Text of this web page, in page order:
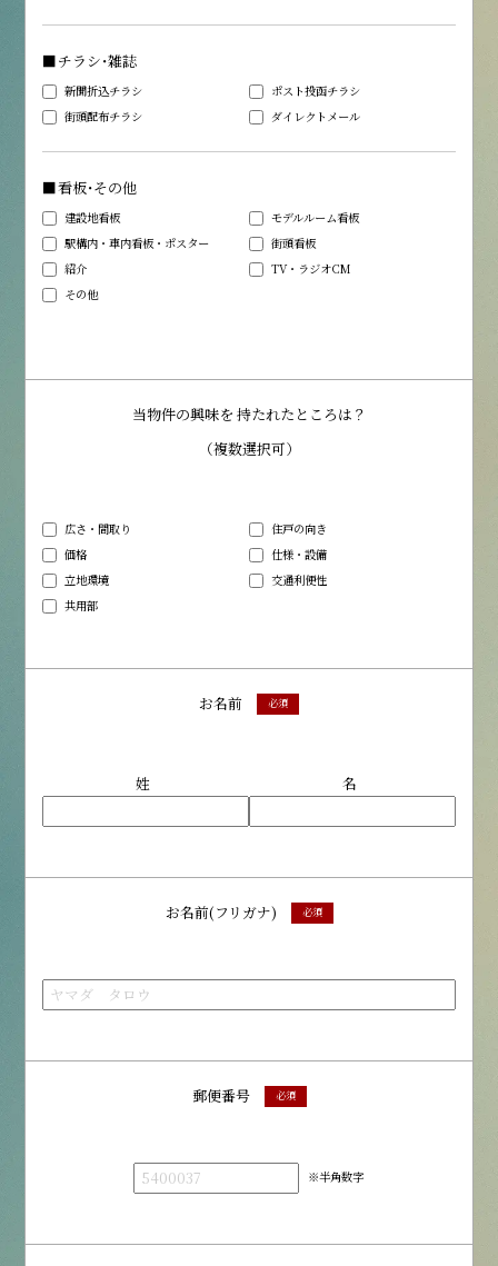
■チラシ・雑誌
新聞折込チラシ
ポスト投函チラシ
街頭配布チラシ
ダイレクトメール
■看板・その他
建設地看板
モデルルーム看板
駅構内・車内看板・ポスター
街頭看板
紹介
TV・ラジオCM
その他
当物件の興味を 持たれたところは？
（複数選択可）
広さ・間取り
住戸の向き
価格
仕様・設備
立地環境
交通利便性
共用部
お名前 必須
姓 名
お名前(フリガナ) 必須
郵便番号 必須
※半角数字